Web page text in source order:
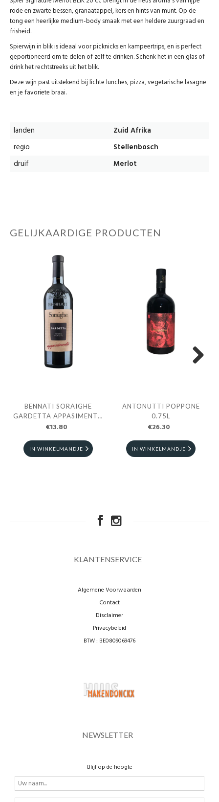
rode en zwarte bessen, granaatappel, kers en hints van munt. Op de
tong een heerlijke medium-body smaak met een heldere zuurgraad en
frisheid.
Spierwijn in blik is ideaal voor picknicks en kampeertrips, en is perfect
geportioneerd om te delen of zelf te drinken. Schenk het in een glas of
drink het rechtstreeks uit het blik.
Deze wijn past uitstekend bij lichte lunches, pizza, vegetarische lasagne
en je favoriete braai.
landen
Zuid Afrika
regio
Stellenbosch
druif
Merlot
GELIJKAARDIGE PRODUCTEN
BENNATI SORAIGHE
GARDETTA APPASIMENTO
0.75L
€13.80
IN WINKELMANDJE
ANTONUTTI POPPONE
0.75L
€26.30
IN WINKELMANDJE
KLANTENSERVICE
Algemene Voorwaarden
Contact
Disclaimer
Privacybeleid
BTW : BE0809069476
NEWSLETTER
Blijf op de hoogte